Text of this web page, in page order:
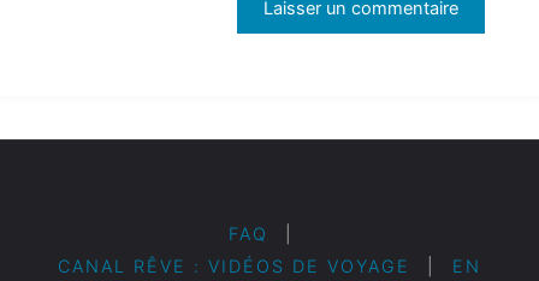
FAQ
CANAL RÊVE : VIDÉOS DE VOYAGE
EN